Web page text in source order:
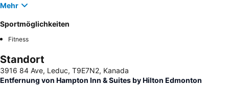
Mehr
Sportmöglichkeiten
Fitness
Standort
3916 84 Ave, Leduc, T9E7N2, Kanada
Entfernung von Hampton Inn & Suites by Hilton Edmonton